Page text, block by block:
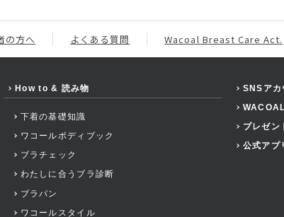
の方へ よくある質問 Wacoal Breast Care Act.
How to & 読み物
下着の基礎知識
ワコールボディブック
ブラチェック
わたしに合うブラ診断
ブラパン
ワコールスタイル
SNSアカ
プレゼン
公式アプ